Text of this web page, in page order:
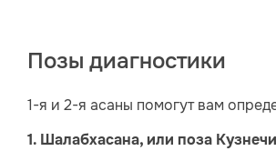
Позы диагностики
1-я и 2-я асаны помогут вам
1. Шалабхасана, или поза